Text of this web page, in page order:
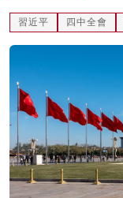
習近平 四中全會